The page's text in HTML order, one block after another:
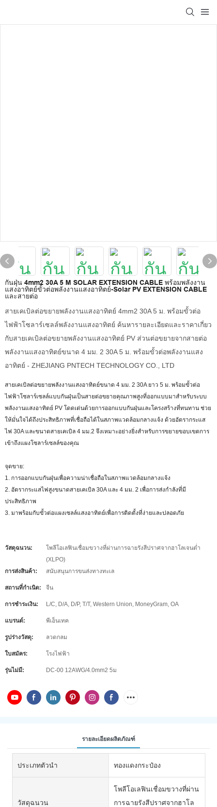
กันฝุ่น 4mm2 30A 5 M SOLAR EXTENSION CABLE พร้อมพลังงาน
แสงอาทิตย์ขั้วต่อพลังงานแสงอาทิตย์-Solar PV EXTENSION CABLE
และสายต่อ
สายเคเบิลต่อขยายพลังงานแสงอาทิตย์ 4mm2 30A 5 ม. พร้อมขั้วต่อ
ไฟฟ้าโซลาร์เซลล์พลังงานแสงอาทิตย์ ค้นหารายละเอียดและราคาเกี่ยว
กับสายเคเบิลต่อขยายพลังงานแสงอาทิตย์ PV ส่วนต่อขยายจากสายต่อ
พลังงานแสงอาทิตย์ขนาด 4 มม. 2 30A 5 ม. พร้อมขั้วต่อพลังงานแสง
อาทิตย์ - ZHEJIANG PNTECH TECHNOLOGY CO., LTD
สายเคเบิลต่อขยายพลังงานแสงอาทิตย์ขนาด 4 มม. 2 30A ยาว 5 ม. พร้อมขั้วต่อ
ไฟฟ้าโซลาร์เซลล์แบบกันฝุ่นเป็นสายต่อขยายคุณภาพสูงที่ออกแบบมาสำหรับระบบ
พลังงานแสงอาทิตย์ PV โดดเด่นด้วยการออกแบบกันฝุ่นและโครงสร้างที่ทนทาน ช่วย
ให้มั่นใจได้ถึงประสิทธิภาพที่เชื่อถือได้ในสภาพแวดล้อมกลางแจ้ง ด้วยอัตรากระแส
ไฟ 30A และขนาดสายเคเบิล 4 มม.2 จึงเหมาะอย่างยิ่งสำหรับการขยายขอบเขตการ
เข้าถึงแผงโซลาร์เซลล์ของคุณ
จุดขาย:
1. การออกแบบกันฝุ่นเพื่อความน่าเชื่อถือในสภาพแวดล้อมกลางแจ้ง
2. อัตรากระแสไฟสูงขนาดสายเคเบิล 30A และ 4 มม. 2 เพื่อการส่งกำลังที่มี
ประสิทธิภาพ
3. มาพร้อมกับขั้วต่อแผงเซลล์แสงอาทิตย์เพื่อการติดตั้งที่ง่ายและปลอดภัย
วัสดุฉนวน:
โพลีโอเลฟินเชื่อมขวางที่ผ่านการฉายรังสีปราศจากฮาโลเจนต่ำ
(XLPO)
การส่งสินค้า:
สนับสนุนการขนส่งทางทะเล
สถานที่กำเนิด: จีน
การชำระเงิน: L/C, D/A, D/P, T/T, Western Union, MoneyGram, OA
แบรนด์: พีเอ็นเทค
รูปร่างวัสดุ: ลวดกลม
ใบสมัคร: โรงไฟฟ้า
รุ่นไม่มี: DC-00 12AWG/4.0mm2 5ม
รายละเอียดผลิตภัณฑ์
ประเภทตัวนำ ทองแดงกระป๋อง
วัสดุฉนวน
โพลีโอเลฟินเชื่อมขวางที่ผ่าน
การฉายรังสีปราศจากฮาโล